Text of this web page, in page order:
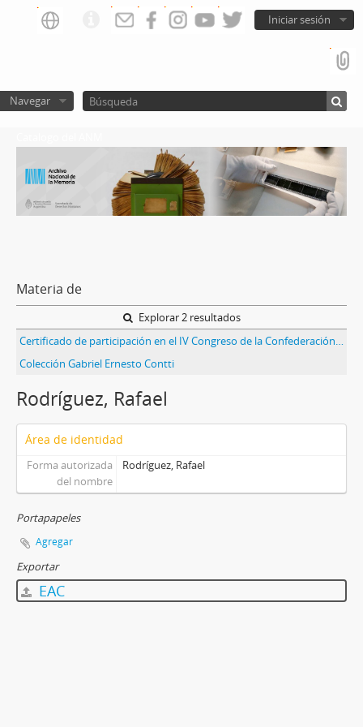
Iniciar sesión
Navegar
Materia de
Explorar 2 resultados
Certificado de participación en el IV Congreso de la Confederación Anticomunista Latinoamericana
Colección Gabriel Ernesto Contti
Rodríguez, Rafael
Área de identidad
Forma autorizada
del nombre
Rodríguez, Rafael
Portapapeles
Agregar
Exportar
EAC